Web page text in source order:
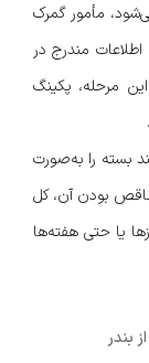
مأمور گمرک
اطلاعات مندرج در
مرحله، پکینگ
بسته را به‌صورت
ناقص بودن آن، کل
یا حتی هفته‌ها
بندر